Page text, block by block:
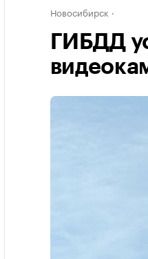
Новосибирск
ГИБДД